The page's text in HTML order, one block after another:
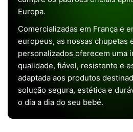
Europa.
Comercializadas em França e
europeus, as nossas chupetas
personalizados oferecem uma
qualidade, fiável, resistente e
adaptada aos produtos
solução segura, estética e
o dia a dia do seu bebé.